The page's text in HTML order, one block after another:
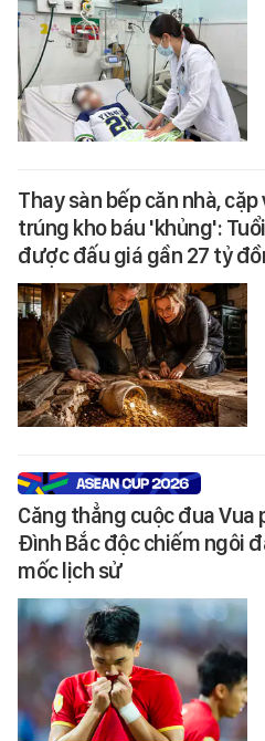
Thay sàn bếp căn nhà,
trúng kho báu 'khủng':
được đấu giá gần 27 tỷ
Căng thẳng cuộc đua Vua
Đình Bắc độc chiếm ngôi
mốc lịch sử